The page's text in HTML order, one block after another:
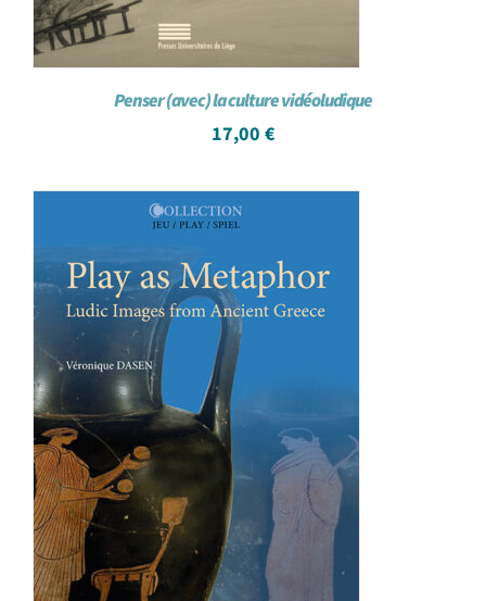
Penser (avec) la culture vidéoludique
17,00 €